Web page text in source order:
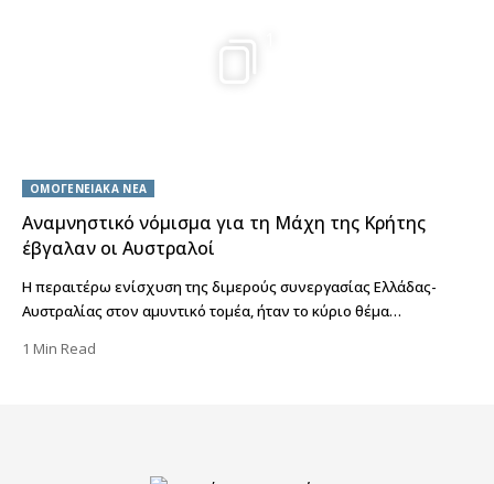
ΟΜΟΓΕΝΕΙΑΚΑ ΝΕΑ
Αναμνηστικό νόμισμα για τη Μάχη της Κρήτης
έβγαλαν οι Αυστραλοί
Η περαιτέρω ενίσχυση της διμερούς συνεργασίας Ελλάδας-
Αυστραλίας στον αμυντικό τομέα, ήταν το κύριο θέμα…
1 Min Read